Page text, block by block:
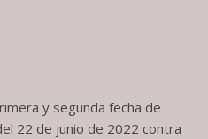
y segunda fecha de
22 de junio de 2022 contra